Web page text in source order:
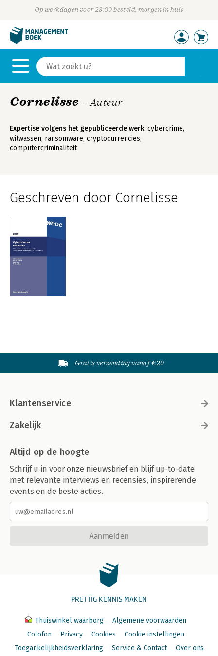
Op werkdagen voor 23:00 besteld, morgen in huis
Cornelisse - Auteur
Expertise volgens het gepubliceerde werk: cybercrime,
witwassen, ransomware, cryptocurrencies,
computercriminaliteit
Geschreven door Cornelisse
Gratis verzending vanaf €20
Klantenservice
Zakelijk
Altijd op de hoogte
Schrijf u in voor onze nieuwsbrief en blijf up-to-date
met relevante interviews en recensies, inspirerende
events en de beste acties.
Aanmelden
PRETTIG KENNIS MAKEN
Thuiswinkel waarborg
Algemene voorwaarden
Colofon
Privacy Cookies
Cookie instellingen
Toegankelijkheidsverklaring
Service & Contact Over ons